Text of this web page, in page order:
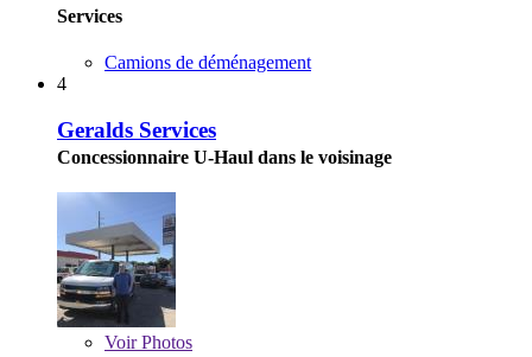
Services
Camions de déménagement
4
Geralds Services
Concessionnaire U-Haul dans le voisinage
VoirPhotos